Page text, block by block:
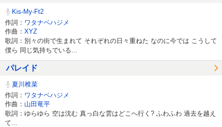
Kis-My-Ft2
作詞： ワタナベハジメ
作曲： XYZ
歌詞：別々の街で生まれて それぞれの日々重ねた なのに今では こうして
僕ら 同じ気持ちでいる...
パレイド
夏川椎菜
作詞： ワタナベハジメ
作曲： 山田竜平
歌詞：ゆらゆら 空は沈む 真っ白な雲はどこへ行く? ふわふわ 過去を越え
て...